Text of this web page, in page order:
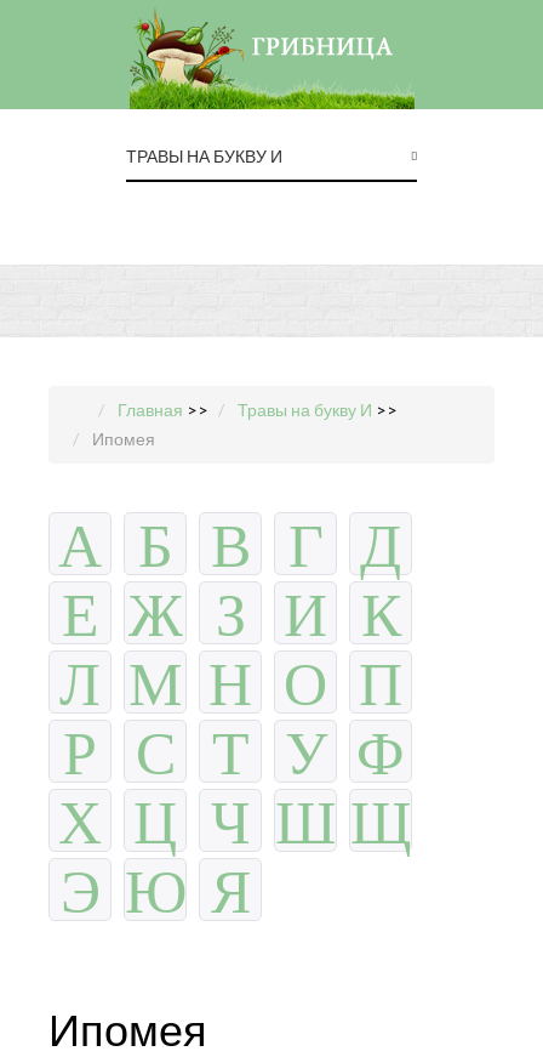
ТРАВЫ НА БУКВУ И
Главная >> Травы на букву И >>
Ипомея
А Б В Г Д
Е Ж З И К
Л М Н О П
Р С Т У Ф
Х Ц Ч Ш Щ
Э Ю Я
Ипомея